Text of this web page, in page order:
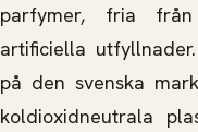
parfymer, fria
artificiella
på den svenska
koldioxidneutrala